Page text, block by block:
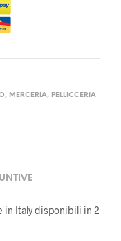
, MERCERIA, PELLICCERIA
in Italy disponibili in 2